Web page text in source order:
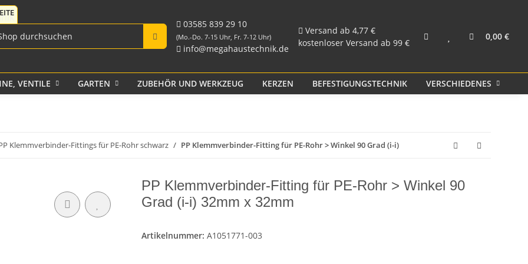
03585 839 29 10
(Mo.-Do. 7-15 Uhr, Fr. 7-12 Uhr)
info@megahaustechnik.de
Versand ab 4,77 €
kostenloser Versand ab 99 €
0,00 €
VENTILE GARTEN ZUBEHÖR UND WERKZEUG KERZEN BEFESTIGUNGSTECHNIK VERSCHIEDENES
Klemmverbinder-Fittings für PE-Rohr schwarz PP Klemmverbinder-Fitting für PE-Rohr > Winkel 90 Grad (i-i)
PP Klemmverbinder-Fitting für PE-Rohr > Winkel 90
Grad (i-i) 32mm x 32mm
Artikelnummer: A1051771-003